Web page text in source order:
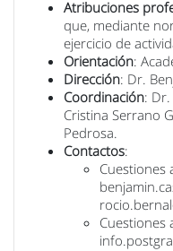
Atribuciones
que, mediante
ejercicio de
Orientación:
Dirección: Dr.
Coordinación:
Cristina Serrano
Pedrosa.
Contactos:
Cuestiones
Cuestiones